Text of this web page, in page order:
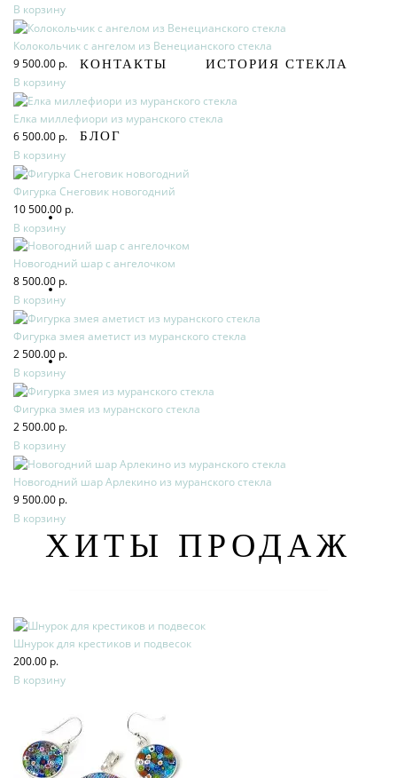
КОНТАКТЫ ИСТОРИЯ СТЕКЛА
БЛОГ
В корзину
Колокольчик с ангелом из Венецианского стекла
9 500.00 р.
В корзину
Елка миллефиори из муранского стекла
6 500.00 р.
В корзину
Фигурка Снеговик новогодний
10 500.00 р.
В корзину
Новогодний шар с ангелочком
8 500.00 р.
В корзину
Фигурка змея аметист из муранского стекла
2 500.00 р.
В корзину
Фигурка змея из муранского стекла
2 500.00 р.
В корзину
Новогодний шар Арлекино из муранского стекла
9 500.00 р.
В корзину
ХИТЫ ПРОДАЖ
Шнурок для крестиков и подвесок
200.00 р.
В корзину